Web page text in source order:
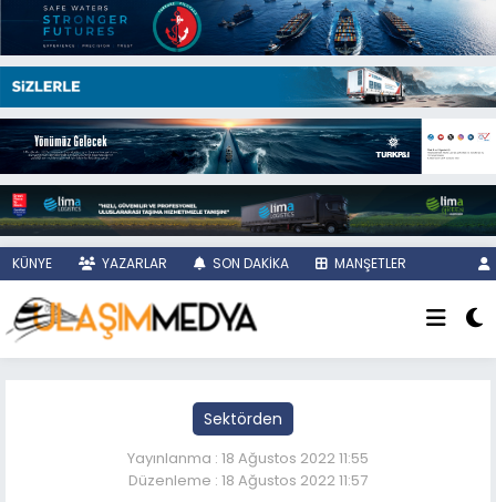
KÜNYE YAZARLAR SON DAKİKA MANŞETLER
Sektörden
Yayınlanma : 18 Ağustos 2022 11:55
Düzenleme : 18 Ağustos 2022 11:57